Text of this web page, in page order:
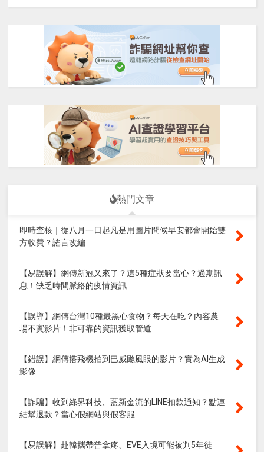
熱門文章
即時查核｜從八月一日起凡是用圖片問候早安都會開始雙
方收費？謠言改編
【易誤解】網傳新冠又來了？這5種症狀要當心？過期訊
息！缺乏時間脈絡的疫情資訊
【誤導】網傳台灣10種最黑心食物？每天在吃？內容農
場不實影片！非可靠的資訊獲取管道
【錯誤】網傳搭飛機拍到巴威颱風眼的影片？實為AI生成
影像
【詐騙】收到綠界科技、藍新金流的LINE扣款通知？點連
結幫退款？當心假網站與假客服
【易誤解】赴韓攜帶普拿疼、EVE入境可能被判5年徒